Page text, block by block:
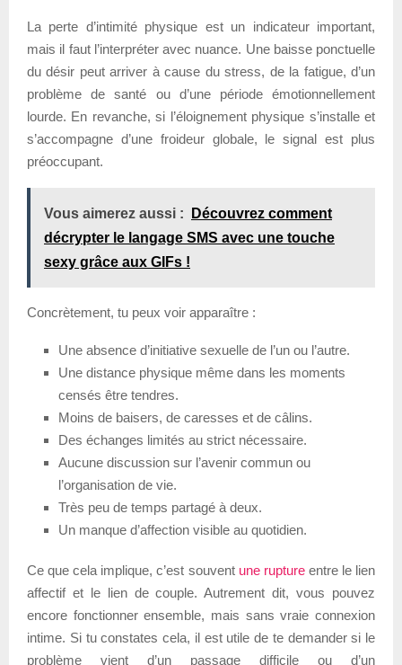
La perte d’intimité physique est un indicateur important,
mais il faut l’interpréter avec nuance. Une baisse ponctuelle
du désir peut arriver à cause du stress, de la fatigue, d’un
problème de santé ou d’une période émotionnellement
lourde. En revanche, si l’éloignement physique s’installe et
s’accompagne d’une froideur globale, le signal est plus
préoccupant.
Vous aimerez aussi :
Découvrez comment
décrypter le langage SMS avec une touche
sexy grâce aux GIFs !
Concrètement, tu peux voir apparaître :
Une absence d’initiative sexuelle de l’un ou l’autre.
Une distance physique même dans les moments
censés être tendres.
Moins de baisers, de caresses et de câlins.
Des échanges limités au strict nécessaire.
Aucune discussion sur l’avenir commun ou
l’organisation de vie.
Très peu de temps partagé à deux.
Un manque d’affection visible au quotidien.
Ce que cela implique, c’est souvent une ruptureentre le lien
affectif et le lien de couple. Autrement dit, vous pouvez
encore fonctionner ensemble, mais sans vraie connexion
intime. Si tu constates cela, il est utile de te demander si le
problème vient d’un passage difficile ou d’un